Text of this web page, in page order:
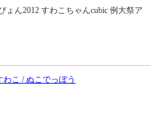
ん2012 すわこちゃんcubic 例大祭ア
こ / ぬこでっぽう